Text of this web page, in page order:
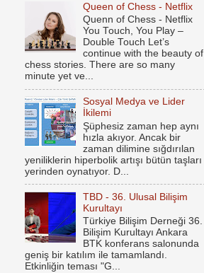
Queen of Chess - Netflix
Quenn of Chess - Netflix
You Touch, You Play –
Double Touch Let’s
continue with the beauty of
chess stories. There are so many
minute yet ve...
Sosyal Medya ve Lider
İkilemi
Şüphesiz zaman hep aynı
hızla akıyor. Ancak bir
zaman dilimine sığdırılan
yeniliklerin hiperbolik artışı bütün taşları
yerinden oynatıyor. D...
TBD - 36. Ulusal Bilişim
Kurultayı
Türkiye Bilişim Derneği 36.
Bilişim Kurultayı Ankara
BTK konferans salonunda
geniş bir katılım ile tamamlandı.
Etkinliğin teması "G...